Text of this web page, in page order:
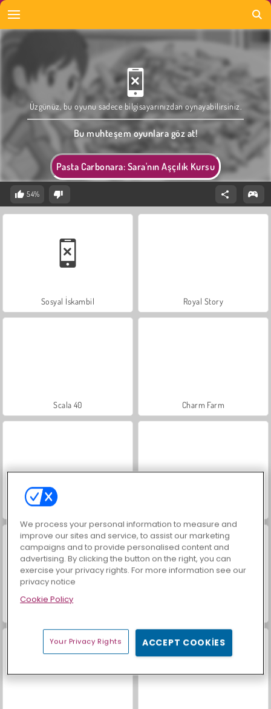
Pasta Carbonara: Sara'nın Aşçılık Kursu
Üzgünüz, bu oyunu sadece bilgisayarınızdan oynayabilirsiniz.
Bu muhteşem oyunlara göz at!
54%
Sosyal İskambil Royal Story
Scala 40 Charm Farm
Let's Fish!
We process your personal information to measure and
improve our sites and service, to assist our marketing
campaigns and to provide personalised content and
advertising. By clicking the button on the right, you can
exercise your privacy rights. For more information see our
privacy notice
Cookie Policy
Your Privacy Rights ACCEPT COOKIES